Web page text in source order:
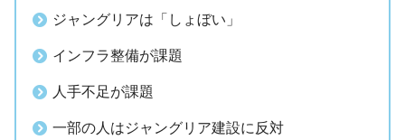
ジャングリアは「しょぼい」
インフラ整備が課題
人手不足が課題
一部の人はジャングリア建設に反対